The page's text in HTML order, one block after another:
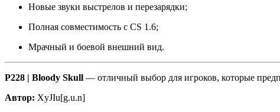
Новые звуки выстрелов и перезарядки;
Полная совместимость с CS 1.6;
Мрачный и боевой внешний вид.
P228 | Bloody Skull — отличный выбор для игроков, которые
Автор: XyJIu[g.u.n]